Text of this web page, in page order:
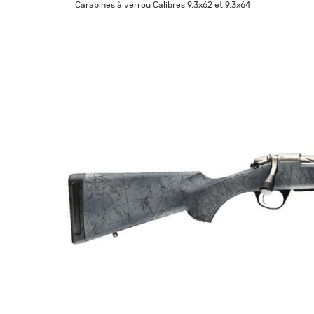
Carabines à verrou Calibres 9.3x62 et 9.3x64